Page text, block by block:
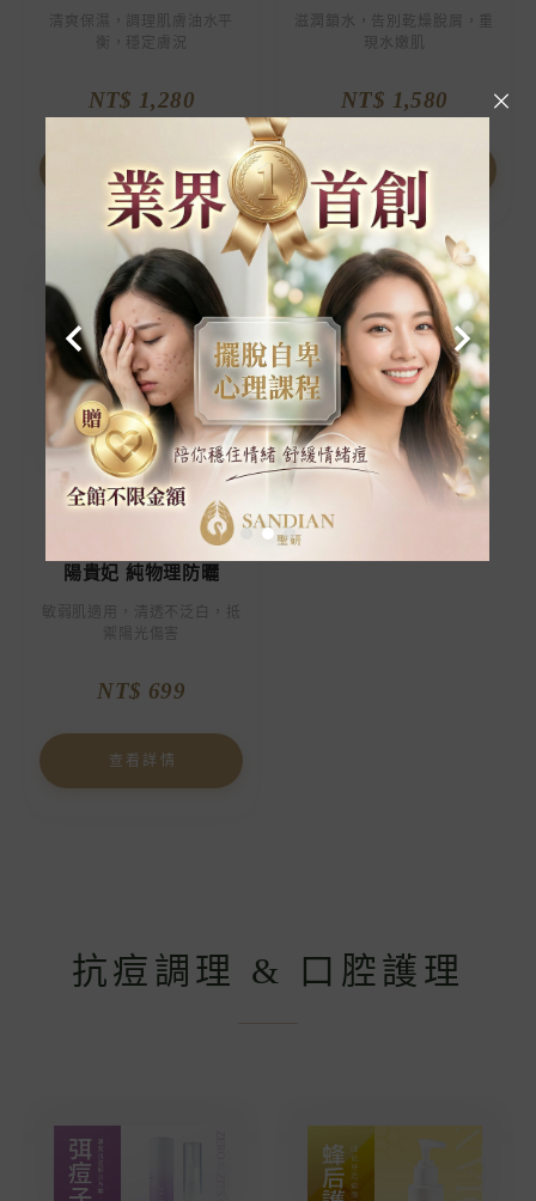
清爽保濕，調理肌膚油水平
衡，穩定膚況
NT$ 1,280
查看詳情
滋潤鎖水，告別乾燥脫屑，重
現水嫩肌
NT$ 1,580
查看詳情
陽貴妃 純物理防曬
敏弱肌適用，清透不泛白，抵
禦陽光傷害
NT$ 699
查看詳情
抗痘調理 & 口腔護理